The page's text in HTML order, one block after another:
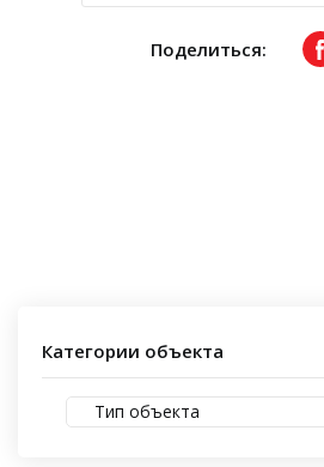
Поделиться:
Категории объекта
Тип объекта